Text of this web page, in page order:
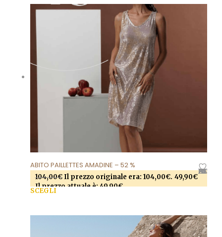
possono essere scelte nella pagina del prodotto
AGGIUNGI ALLA LISTA DEI DESIDERI
ABITO PAILLETTES AMADINE – 52 %
104,00€ Il prezzo originale era: 104,00€. 49,90€
Il prezzo attuale è: 49,90€.
SCEGLI
possono essere scelte nella pagina del prodotto